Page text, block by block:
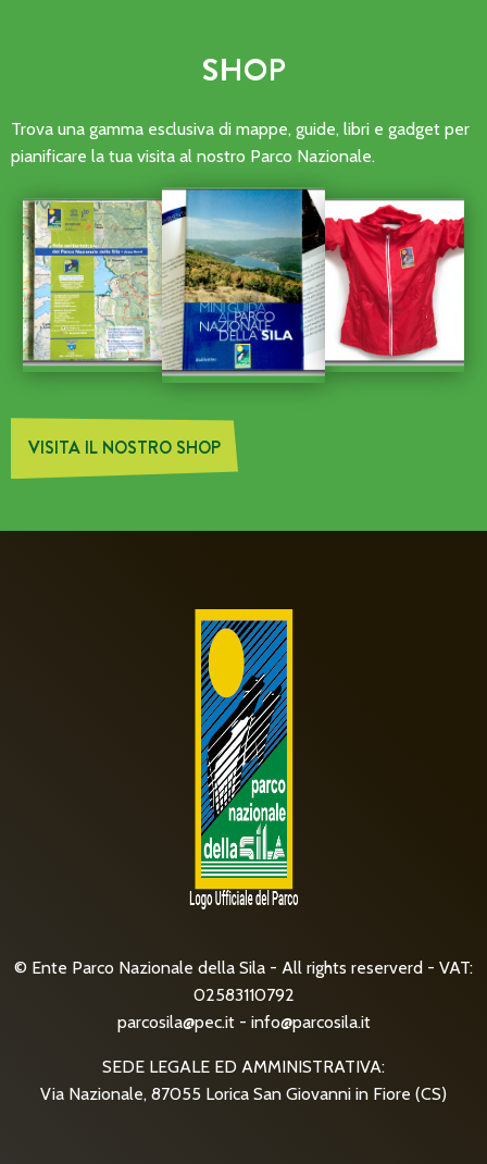
SHOP
Trova una gamma esclusiva di mappe, guide, libri e gadget per
pianificare la tua visita al nostro Parco Nazionale.
VISITA IL NOSTRO SHOP
© Ente Parco Nazionale della Sila - All rights reserverd - VAT:
02583110792
parcosila@pec.it- info@parcosila.it
SEDE LEGALE ED AMMINISTRATIVA:
Via Nazionale, 87055 Lorica San Giovanni in Fiore (CS)